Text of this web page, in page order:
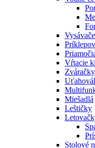
Vysávače
Vŕtacie
Zváračky
Miešadlá
Leštičky
Stolové